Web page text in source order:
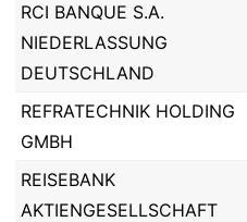
RCI BANQUE S.A.
NIEDERLASSUNG
DEUTSCHLAND
REFRATECHNIK HOLDING
GMBH
REISEBANK
AKTIENGESELLSCHAFT